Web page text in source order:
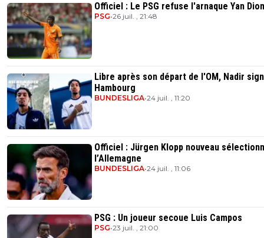
Officiel : Le PSG refuse l'arnaque Yan
PSG•26 juil. , 21:48
Libre après son départ de l'OM, Nadir
Hambourg
BUNDESLIGA•24 juil. , 11:20
Officiel : Jürgen Klopp nouveau
l’Allemagne
BUNDESLIGA•24 juil. , 11:06
PSG : Un joueur secoue Luis Campos
PSG•23 juil. , 21:00